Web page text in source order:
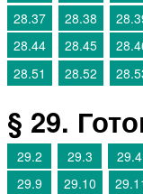
28.37
28.38
28.44
28.45
28.51
28.52
§ 29.
29.2
29.3 29.4
29.9
29.10